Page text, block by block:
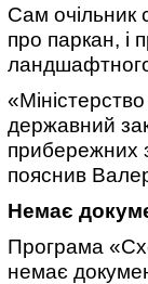
Сам очільник
про паркан, і
державний
прибережних
пояснив
Немає
Програма
немає